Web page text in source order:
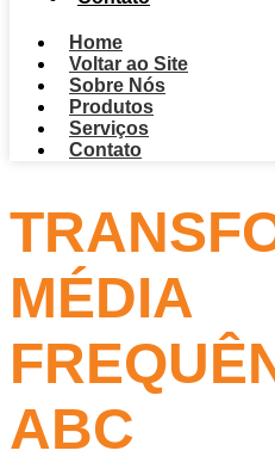
Home
Voltar ao Site
Sobre Nós
Produtos
Serviços
Contato
MÉDIA
ABC